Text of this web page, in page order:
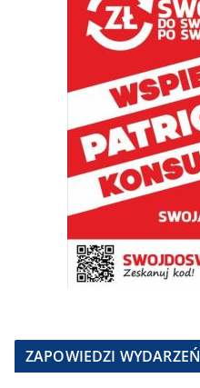
ZAPOWIEDZI WYDARZEŃ